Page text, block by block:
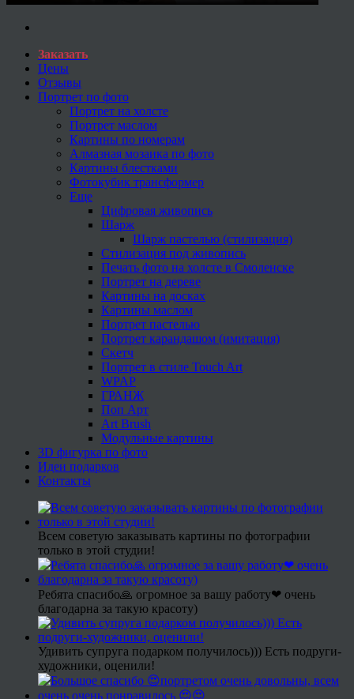
Заказать
Цены
Отзывы
Портрет по фото
Портрет на холсте
Портрет маслом
Картины по номерам
Алмазная мозаика по фото
Картины блестками
Фотокубик трансформер
Еще
Цифровая живопись
Шарж
Шарж пастелью (стилизация)
Стилизация под живопись
Печать фото на холсте в Смоленске
Портрет на дереве
Картины на досках
Картины маслом
Портрет пастелью
Портрет карандашом (имитация)
Скетч
Портрет в стиле Touch Art
WPAP
ГРАНЖ
Поп Арт
Art Brush
Модульные картины
3D фигурка по фото
Идеи подарков
Контакты
Всем советую заказывать картины по фотографии
только в этой студии!
Ребята спасибо🙏 огромное за вашу работу❤ очень
благодарна за такую красоту)
Удивить супруга подарком получилось))) Есть подруги-
художники, оценили!